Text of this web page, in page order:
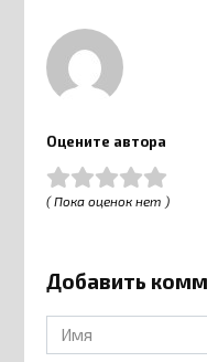
Оцените автора
( Пока оценок нет )
Добавить
Имя
*